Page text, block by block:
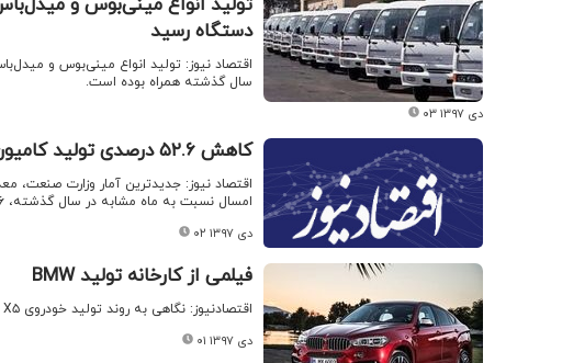
دستگاه رسید
سال گذشته همراه بوده است.
۰۳ دی ۱۳۹۷
کاهش ۵۲.۶ درصدی تولید کامیون
اقتصاد نیوز: جدیدترین آمار وزارت صنعت،
امسال نسبت به ماه مشابه در سال گذشته، ۵۲.۶ درصد کاهش یافته است.
۰۲ دی ۱۳۹۷
فیلمی از کارخانه تولید BMW
اقتصادنیوز: نگاهی به روند تولید خودروی X۵ مدل ۲۰۱۹ در کارخانه BMW آلمان./ مشرق
۰۱ دی ۱۳۹۷